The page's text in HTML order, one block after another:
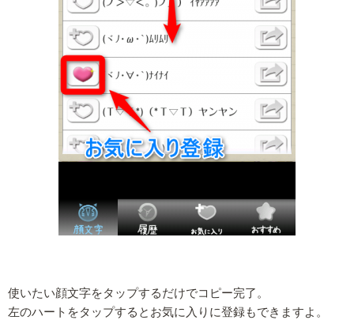
使いたい顔文字をタップするだけでコピー完了。
左のハートをタップするとお気に入りに登録もできますよ。